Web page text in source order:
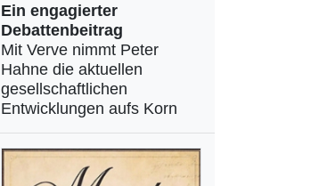
Ein engagierter
Debattenbeitrag
Mit Verve nimmt Peter
Hahne die aktuellen
gesellschaftlichen
Entwicklungen aufs Korn